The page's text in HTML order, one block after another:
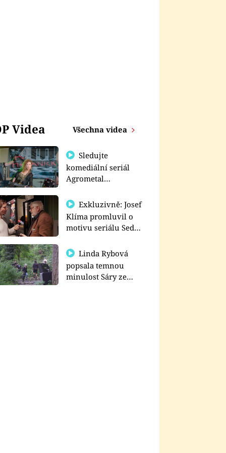
Videa Všechna videa
Sledujte
komediální seriál
Agrometal
prima+
Exkluzivně: Josef
Klíma promluvil o
motivu seriálu Sedm
Linda Rybová
popsala temnou
minulost Sáry ze